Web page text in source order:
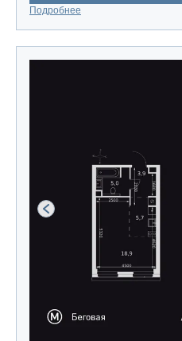
Подробнее